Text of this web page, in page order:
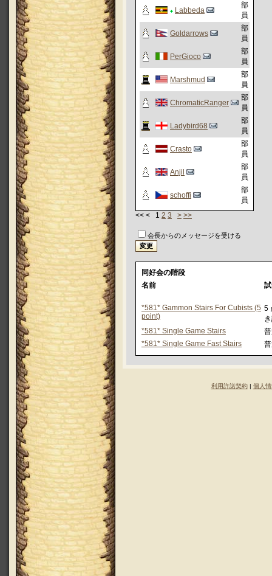
Labbeda
部
員
Goldarrows
部
員
PerGioco
部
員
Marshmud
部
員
ChromaticRanger
部
員
Ladybird68
部
員
Crasto
部
員
Anjil
部
員
schoffi
部
員
<< < 1 2 3 > >>
会長からのメッセージを受ける
同好会の階段
名前
*581* Gammon Stairs For Cubists (5
point)
5
*581* Single Game Stairs
*581* Single Game Fast Stairs
利用許諾契約| 個人